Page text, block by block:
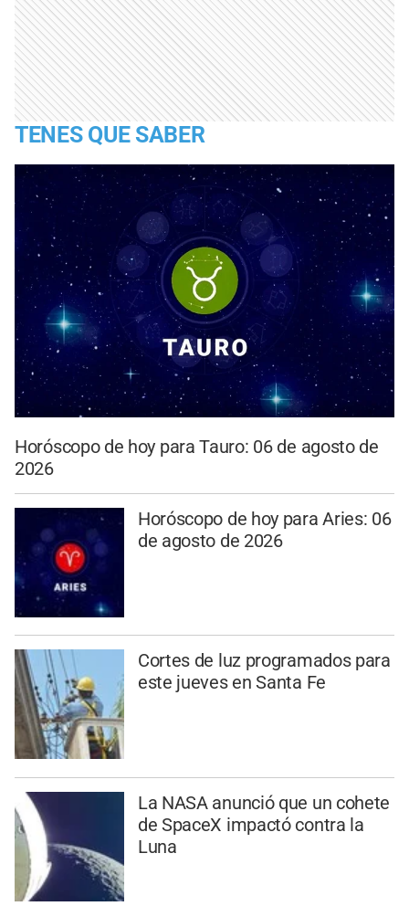
TENES QUE SABER
Horóscopo de hoy para Tauro: 06 de agosto de
2026
Horóscopo de hoy para Aries: 06
de agosto de 2026
Cortes de luz programados para
este jueves en Santa Fe
La NASA anunció que un cohete
de SpaceX impactó contra la
Luna